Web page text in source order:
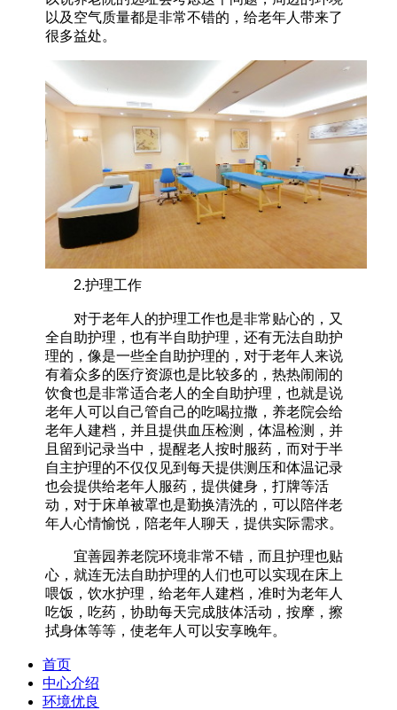
以及空气质量都是非常不错的，给老年人带来了
很多益处。
2.护理工作
对于老年人的护理工作也是非常贴心的，又
全自助护理，也有半自助护理，还有无法自助护
理的，像是一些全自助护理的，对于老年人来说
有着众多的医疗资源也是比较多的，热热闹闹的
饮食也是非常适合老人的全自助护理，也就是说
老年人可以自己管自己的吃喝拉撒，养老院会给
老年人建档，并且提供血压检测，体温检测，并
且留到记录当中，提醒老人按时服药，而对于半
自主护理的不仅仅见到每天提供测压和体温记录
也会提供给老年人服药，提供健身，打牌等活
动，对于床单被罩也是勤换清洗的，可以陪伴老
年人心情愉悦，陪老年人聊天，提供实际需求。
宜善园养老院环境非常不错，而且护理也贴
心，就连无法自助护理的人们也可以实现在床上
喂饭，饮水护理，给老年人建档，准时为老年人
吃饭，吃药，协助每天完成肢体活动，按摩，擦
拭身体等等，使老年人可以安享晚年。
首页
中心介绍
环境优良